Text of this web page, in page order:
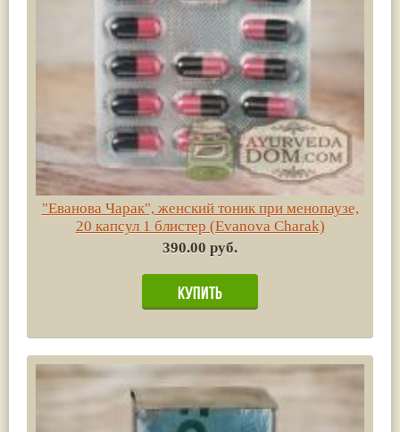
"Еванова Чарак", женский тоник при менопаузе,
20 капсул 1 блистер (Evanova Charak)
390.00 руб.